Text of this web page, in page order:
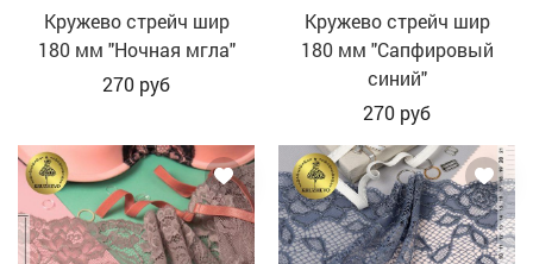
Кружево стрейч шир
180 мм "Ночная мгла"
270 руб
Кружево стрейч шир
180 мм "Сапфировый
синий"
270 руб